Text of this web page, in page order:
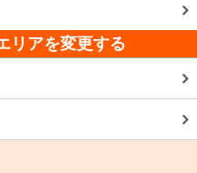
リアを変更する